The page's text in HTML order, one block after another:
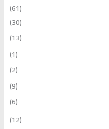
(61)
(30)
(13)
(1)
(2)
(9)
(6)
(12)